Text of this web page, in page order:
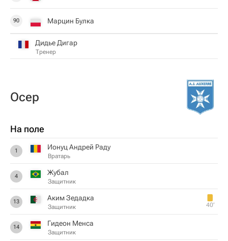
90 Марцин Булка
Дидье Дигар
Тренер
Осер
На поле
1 Ионуц Андрей Раду
Вратарь
4 Жубал
Защитник
13 Аким Зедадка
Защитник 40‎’‎
14 Гидеон Менса
Защитник